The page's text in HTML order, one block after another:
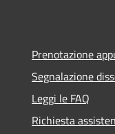
Prenotazione
Segnalazione
Leggi le FAQ
Richiesta